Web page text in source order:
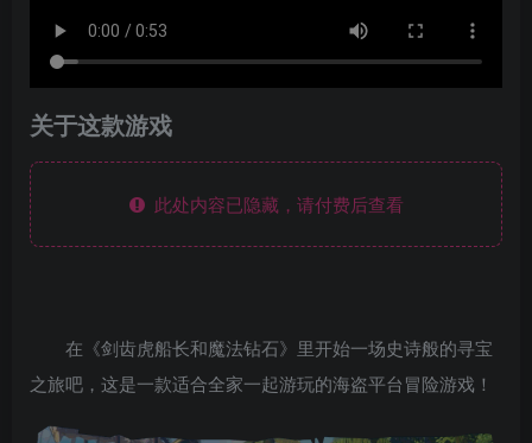
关于这款游戏
此处内容已隐藏，请付费后查看
在《剑齿虎船长和魔法钻石》里开始一场史诗般的寻宝
之旅吧，这是一款适合全家一起游玩的海盗平台冒险游戏！